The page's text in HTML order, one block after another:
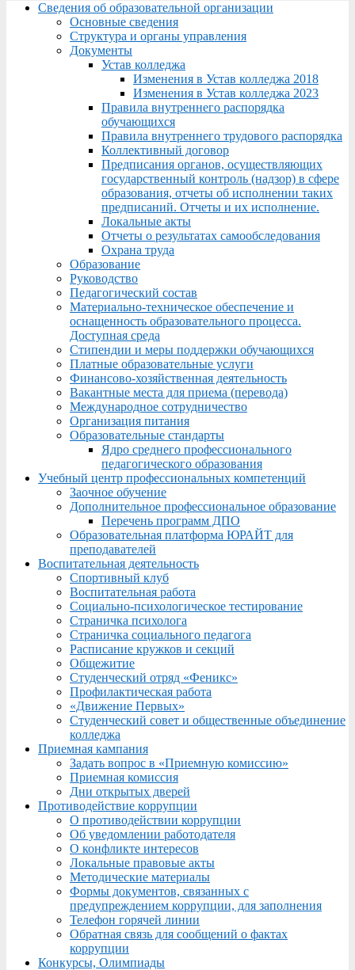
Menu
Сведения об образовательной организации
Основные сведения
Структура и органы управления
Документы
Устав колледжа
Изменения в Устав колледжа 2018
Изменения в Устав колледжа 2023
Правила внутреннего распорядка
обучающихся
Правила внутреннего трудового распорядка
Коллективный договор
Предписания органов, осуществляющих
государственный контроль (надзор) в сфере
образования, отчеты об исполнении таких
предписаний. Отчеты и их исполнение.
Локальные акты
Отчеты о результатах самообследования
Охрана труда
Образование
Руководство
Педагогический состав
Материально-техническое обеспечение и
оснащенность образовательного процесса.
Доступная среда
Стипендии и меры поддержки обучающихся
Платные образовательные услуги
Финансово-хозяйственная деятельность
Вакантные места для приема (перевода)
Международное сотрудничество
Организация питания
Образовательные стандарты
Ядро среднего профессионального
педагогического образования
Учебный центр профессиональных компетенций
Заочное обучение
Дополнительное профессиональное образование
Перечень программ ДПО
Образовательная платформа ЮРАЙТ для
преподавателей
Воспитательная деятельность
Спортивный клуб
Воспитательная работа
Социально-психологическое тестирование
Страничка психолога
Страничка социального педагога
Расписание кружков и секций
Общежитие
Студенческий отряд «Феникс»
Профилактическая работа
«Движение Первых»
Студенческий совет и общественные объединение
колледжа
Приемная кампания
Задать вопрос в «Приемную комиссию»
Приемная комиссия
Дни открытых дверей
Противодействие коррупции
О противодействии коррупции
Об уведомлении работодателя
О конфликте интересов
Локальные правовые акты
Методические материалы
Формы документов, связанных с
предупреждением коррупции, для заполнения
Телефон горячей линии
Обратная связь для сообщений о фактах
коррупции
Конкурсы, Олимпиады